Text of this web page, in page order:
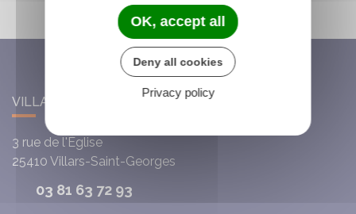
VILLARS-SAINT-GEORGES
3 rue de l'Église
25410 Villars-Saint-Georges
03 81 63 72 93
OK, accept all
Deny all cookies
Privacy policy